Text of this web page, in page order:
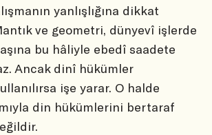
yanlışlığına dikkat
ve geometri, dünyevî işlerde
bu hâliyle ebedî saadete
Ancak dinî hükümler
işe yarar. O halde
din hükümlerini bertaraf